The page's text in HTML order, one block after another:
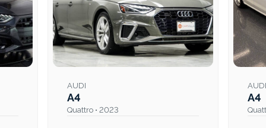
AUDI
A4
Quattro • 2023
AUDI
A4